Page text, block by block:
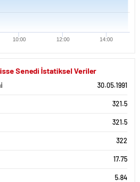
10:00 12:00 14:00
Senedi İstatiksel Veriler
30.05.1991
321.5
321.5
322
17.75
5.84